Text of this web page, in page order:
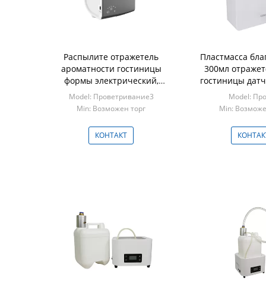
Распылите отражетель
ароматности гостиницы
формы электрический,
машину 12В благоуханием
нюха 100МЛ
Model: Проветривание3
Min: Возможен торг
КОНТАКТ
Пластмасса
300мл
гостиницы
умная для
Model:
Min: